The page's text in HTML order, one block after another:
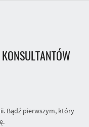
Bądź pierwszym, który